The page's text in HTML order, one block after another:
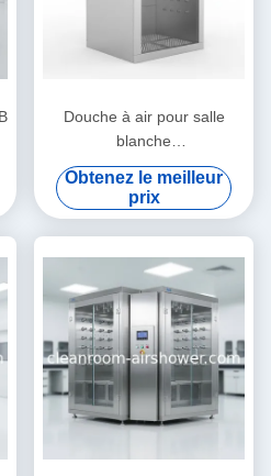
Douche à air pour salle
blanche
W1500xD1000xH2100mm
avec système de contrôle
micro-informatique et filtre
HEPA pour l'élimination des
particules en suspension
dans l'air
Obtenez le meilleur
prix